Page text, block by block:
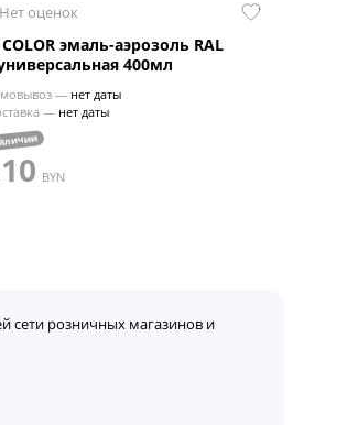
Нет оценок
эмаль-аэрозоль RAL
400мл
— нет даты
— нет даты
BYN
сети розничных магазинов и